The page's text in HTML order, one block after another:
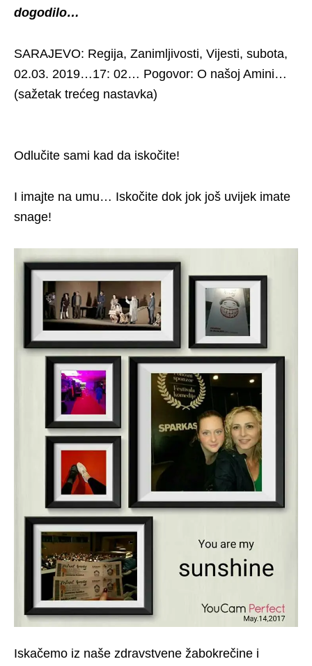
dogodilo…
SARAJEVO: Regija, Zanimljivosti, Vijesti, subota,
02.03. 2019…17: 02… Pogovor: O našoj Amini…
(sažetak trećeg nastavka)
Odlučite sami kad da iskočite!
I imajte na umu… Iskočite dok jok još uvijek imate
snage!
Iskačemo iz naše zdravstvene žabokrečine i